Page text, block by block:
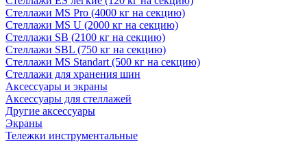
Стеллажи MS Pro (4000 кг на секцию)
Стеллажи MS U (2000 кг на секцию)
Стеллажи SB (2100 кг на секцию)
Стеллажи SBL (750 кг на секцию)
Стеллажи MS Standart (500 кг на секцию)
Стеллажи для хранения шин
Аксессуары и экраны
Аксессуары для стеллажей
Другие аксессуары
Экраны
Тележки инструментальные